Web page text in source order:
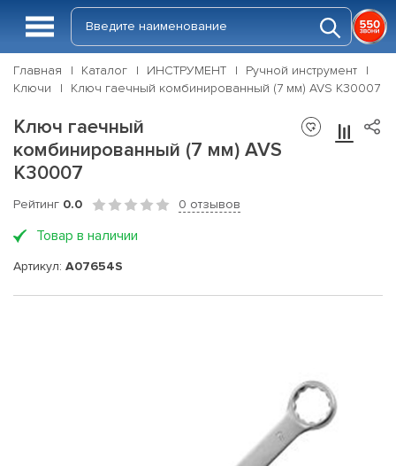
Главная Каталог ИНСТРУМЕНТ
Ручной инструмент
Ключи
Ключ гаечный комбинированный (7 мм) AVS K30007
Ключ гаечный
комбинированный (7 мм) AVS
K30007
Рейтинг 0.0 0 отзывов
Товар в наличии
Артикул: A07654S